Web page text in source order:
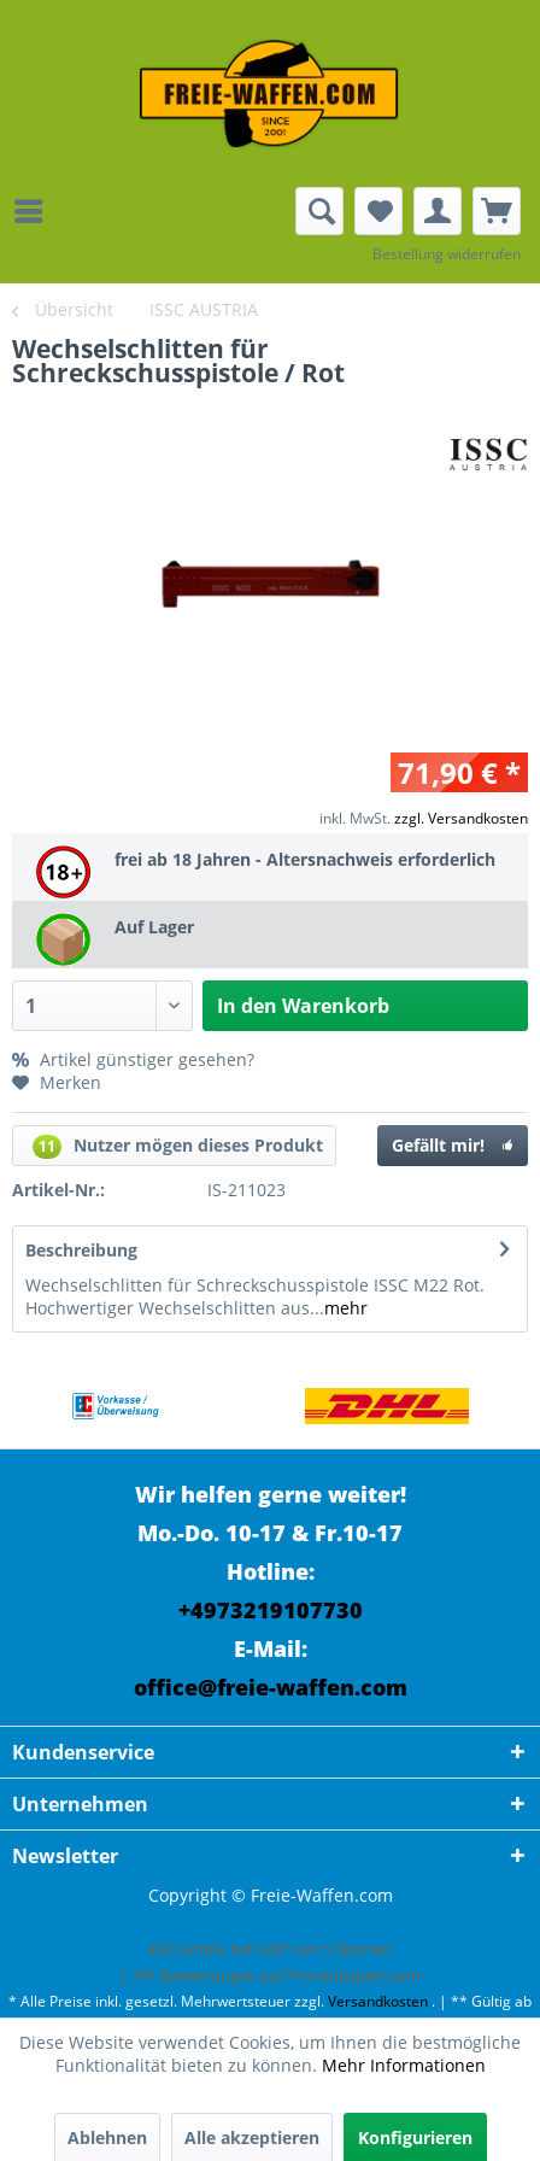
Bestellung widerrufen
Übersicht ISSC AUSTRIA
Wechselschlitten für
Schreckschusspistole / Rot
71,90 € *
inkl. MwSt.zzgl. Versandkosten
frei ab 18 Jahren - Altersnachweis erforderlich
Auf Lager
In den Warenkorb
Artikel günstiger gesehen?
Merken
11 Nutzer mögen dieses Produkt
Gefällt mir!
Artikel-Nr.:
IS-211023
Beschreibung
Wechselschlitten für Schreckschusspistole ISSC M22 Rot.
Hochwertiger Wechselschlitten aus...mehr
Wir helfen gerne weiter!
Mo.-Do. 10-17 & Fr.10-17
Hotline:
+4973219107730
E-Mail:
office@freie-waffen.com
Kundenservice
Unternehmen
Newsletter
Copyright © Freie-Waffen.com
ESC GmbH hat 4,87von 5Sternen
| 791 Bewertungen auf ProvenExpert.com
* Alle Preise inkl. gesetzl. Mehrwertsteuer zzgl.Versandkosten . | ** Gültig ab
ausgenommen Gefahrgut. Weitere Ländern finden Sie unterVersandkosten
Diese Website verwendet Cookies, um Ihnen die bestmögliche
Funktionalität bieten zu können. Mehr Informationen
Ablehnen Alle akzeptieren Konfigurieren